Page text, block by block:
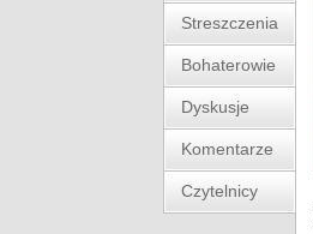
Streszczenia
Bohaterowie
Dyskusje
Komentarze
Czytelnicy